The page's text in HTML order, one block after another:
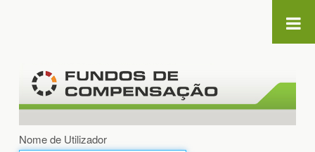
Nome de Utilizador